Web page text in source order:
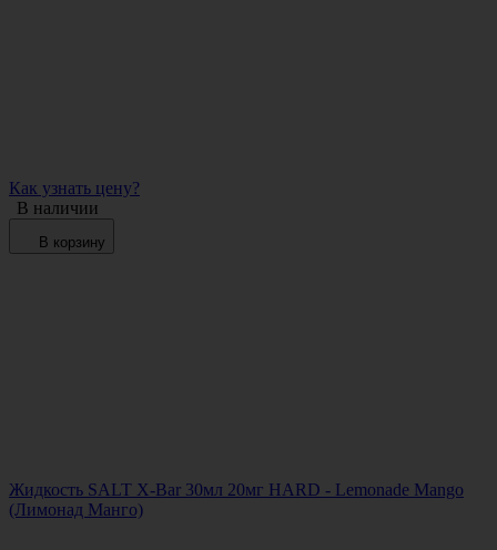
Как узнать цену?
В наличии
В корзину
Жидкость SALT X-Bar 30мл 20мг HARD - Lemonade Mango
(Лимонад Манго)